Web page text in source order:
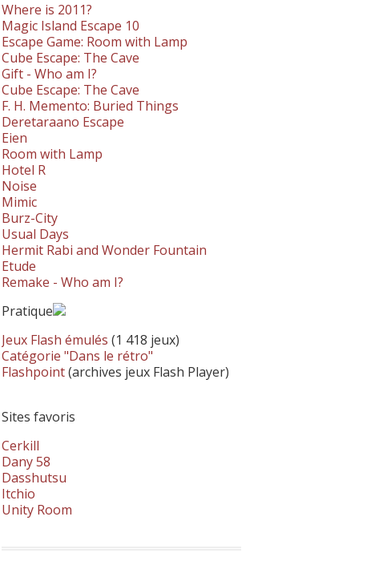
Where is 2011?
Magic Island Escape 10
Escape Game: Room with Lamp
Cube Escape: The Cave
Gift - Who am I?
Cube Escape: The Cave
F. H. Memento: Buried Things
Deretaraano Escape
Eien
Room with Lamp
Hotel R
Noise
Mimic
Burz-City
Usual Days
Hermit Rabi and Wonder Fountain
Etude
Remake - Who am I?
Pratique
Jeux Flash émulés (1 418 jeux)
Catégorie "Dans le rétro"
Flashpoint(archives jeux Flash Player)
Sites favoris
Cerkill
Dany 58
Dasshutsu
Itchio
Unity Room